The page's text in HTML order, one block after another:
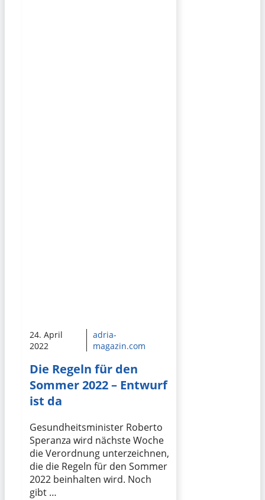
24. April
2022
adria-
magazin.com
Die Regeln für den
Sommer 2022 – Entwurf
ist da
Gesundheitsminister Roberto
Speranza wird nächste Woche
die Verordnung unterzeichnen,
die die Regeln für den Sommer
2022 beinhalten wird. Noch
gibt …